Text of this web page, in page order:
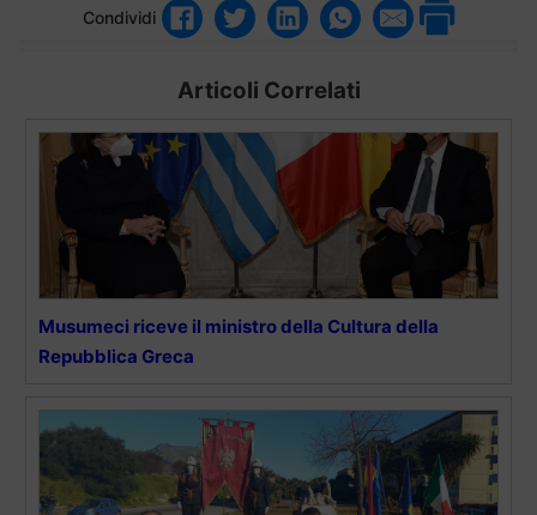
Condividi
Articoli Correlati
Musumeci riceve il ministro della Cultura della
Repubblica Greca